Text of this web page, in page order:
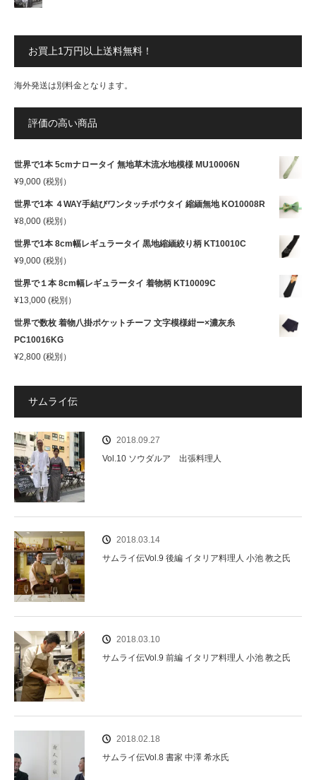
お買上1万円以上送料無料！
海外発送は別料金となります。
評価の高い商品
世界で1本 5cmナロータイ 無地草木流水地模様 MU10006N
¥9,000 (税別）
世界で1本 ４WAY手結びワンタッチボウタイ 縮緬無地 KO10008R
¥8,000 (税別）
世界で1本 8cm幅レギュラータイ 黒地縮緬絞り柄 KT10010C
¥9,000 (税別）
世界で１本 8cm幅レギュラータイ 着物柄 KT10009C
¥13,000 (税別）
世界で数枚 着物八掛ポケットチーフ 文字模様紺ー×濃灰糸
PC10016KG
¥2,800 (税別）
サムライ伝
2018.09.27
Vol.10 ソウダルア 出張料理人
2018.03.14
サムライ伝Vol.9 後編 イタリア料理人 小池 教之氏
2018.03.10
サムライ伝Vol.9 前編 イタリア料理人 小池 教之氏
2018.02.18
サムライ伝Vol.8 書家 中澤 希水氏